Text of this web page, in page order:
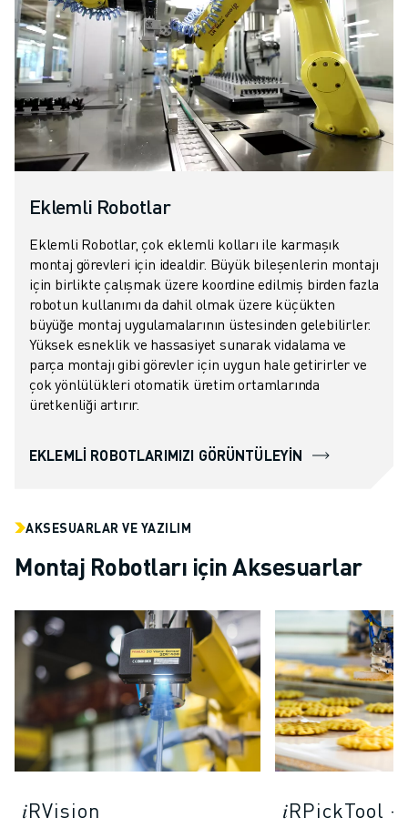
Eklemli Robotlar
Eklemli Robotlar, çok eklemli kolları ile karmaşık
montaj görevleri için idealdir. Büyük bileşenlerin montajı
için birlikte çalışmak üzere koordine edilmiş birden fazla
robotun kullanımı da dahil olmak üzere küçükten
büyüğe montaj uygulamalarının üstesinden gelebilirler.
Yüksek esneklik ve hassasiyet sunarak vidalama ve
parça montajı gibi görevler için uygun hale getirirler ve
çok yönlülükleri otomatik üretim ortamlarında
üretkenliği artırır.
EKLEMLI ROBOTLARIMIZI GÖRÜNTÜLEYIN
AKSESUARLAR VE YAZILIM
Montaj Robotları için Aksesuarlar
𝑖RVision
𝑖RPickTool